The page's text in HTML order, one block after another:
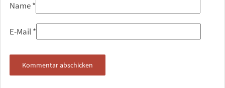
Name*
E-Mail*